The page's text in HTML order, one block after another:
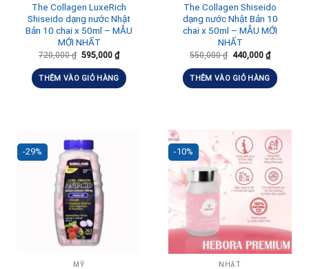
The Collagen LuxeRich
Shiseido dạng nước Nhật
Bản 10 chai x 50ml – MẪU
MỚI NHẤT
720,000₫ 595,000 ₫
THÊM VÀO GIỎ HÀNG
The Collagen Shiseido
dạng nước Nhật Bản 10
chai x 50ml – MẪU MỚI
NHẤT
550,000₫ 440,000 ₫
THÊM VÀO GIỎ HÀNG
-29%
MỸ
-10%
NHẬT